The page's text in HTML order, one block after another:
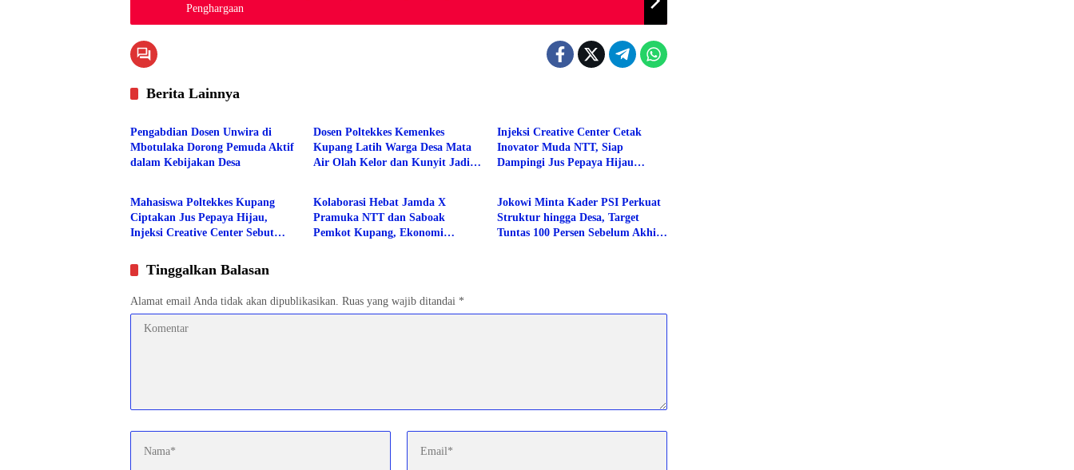
Penghargaan
Berita Lainnya
Berita
Pengabdian Dosen Unwira di
Mbotulaka Dorong Pemuda Aktif
dalam Kebijakan Desa
Dosen Poltekkes Kemenkes
Kupang Latih Warga Desa Mata
Air Olah Kelor dan Kunyit Jadi
Injeksi Creative Center Cetak
Inovator Muda NTT, Siap
Dampingi Jus Pepaya Hijau
Mahasiswa Poltekkes Kupang
Ciptakan Jus Pepaya Hijau,
Injeksi Creative Center Sebut
Kolaborasi Hebat Jamda X
Pramuka NTT dan Saboak
Pemkot Kupang, Ekonomi
Berita
Jokowi Minta Kader PSI Perkuat
Struktur hingga Desa, Target
Tuntas 100 Persen Sebelum Akhir
Tinggalkan Balasan
Alamat email Anda tidak akan dipublikasikan. Ruas yang wajib ditandai *